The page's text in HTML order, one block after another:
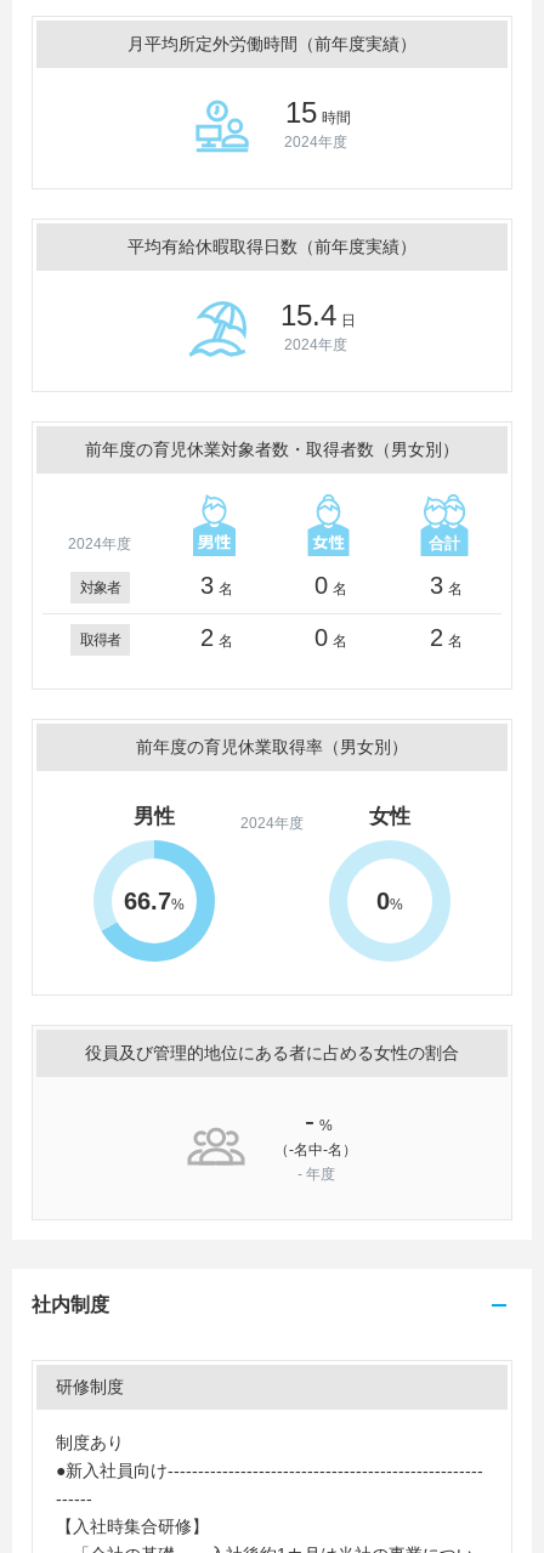
月平均所定外労働時間（前年度実績）
15 時間
2024年度
平均有給休暇取得日数（前年度実績）
15.4 日
2024年度
前年度の育児休業対象者数・取得者数（男女別）
2024年度
対象者 3 名 0 名 3 名
取得者 2 名 0 名 2 名
前年度の育児休業取得率（男女別）
2024年度
男性
66.7%
女性
0%
役員及び管理的地位にある者に占める女性の割合
- %
（-名中-名）
- 年度
社内制度
研修制度
制度あり
●新入社員向け----------------------------------------------------
------
【入社時集合研修】